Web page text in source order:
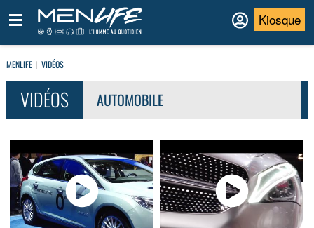
Kiosque
MENLIFE VIDÉOS
VIDÉOS AUTOMOBILE